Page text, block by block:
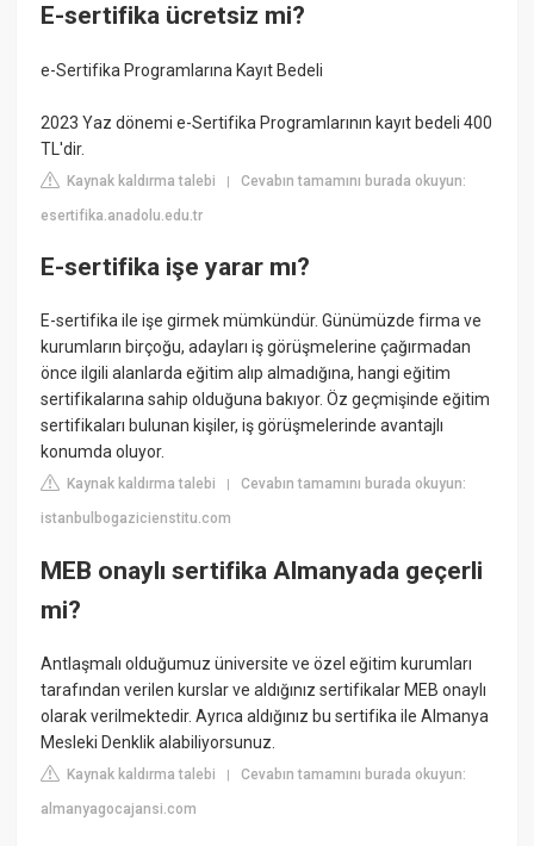
E-sertifika ücretsiz mi?
e-Sertifika Programlarına Kayıt Bedeli
2023 Yaz dönemi e-Sertifika Programlarının kayıt bedeli 400
TL'dir.
Kaynak kaldırma talebi |Cevabın tamamını burada okuyun:
esertifika.anadolu.edu.tr
E-sertifika işe yarar mı?
E-sertifika ile işe girmek mümkündür. Günümüzde firma ve
kurumların birçoğu, adayları iş görüşmelerine çağırmadan
önce ilgili alanlarda eğitim alıp almadığına, hangi eğitim
sertifikalarına sahip olduğuna bakıyor. Öz geçmişinde eğitim
sertifikaları bulunan kişiler, iş görüşmelerinde avantajlı
konumda oluyor.
Kaynak kaldırma talebi |Cevabın tamamını burada okuyun:
istanbulbogazicienstitu.com
MEB onaylı sertifika Almanyada geçerli
mi?
Antlaşmalı olduğumuz üniversite ve özel eğitim kurumları
tarafından verilen kurslar ve aldığınız sertifikalar MEB onaylı
olarak verilmektedir. Ayrıca aldığınız bu sertifika ile Almanya
Mesleki Denklik alabiliyorsunuz.
Kaynak kaldırma talebi |Cevabın tamamını burada okuyun:
almanyagocajansi.com